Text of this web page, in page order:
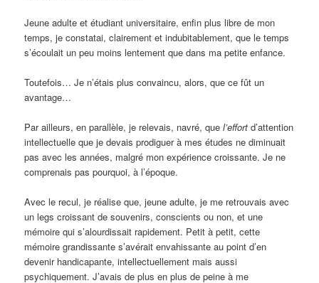
Jeune adulte et étudiant universitaire, enfin plus libre de mon
temps, je constatai, clairement et indubitablement, que le temps
s’écoulait un peu moins lentement que dans ma petite enfance.
Toutefois… Je n’étais plus convaincu, alors, que ce fût un
avantage…
Par ailleurs, en parallèle, je relevais, navré, quel’effort d’attention
intellectuelle que je devais prodiguer à mes études ne diminuait
pas avec les années, malgré mon expérience croissante. Je ne
comprenais pas pourquoi, à l’époque.
Avec le recul, je réalise que, jeune adulte, je me retrouvais avec
un legs croissant de souvenirs, conscients ou non, et une
mémoire qui s’alourdissait rapidement. Petit à petit, cette
mémoire grandissante s’avérait envahissante au point d’en
devenir handicapante, intellectuellement mais aussi
psychiquement. J’avais de plus en plus de peine à me